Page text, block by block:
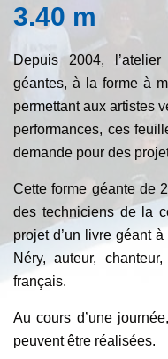
3.40 m
Depuis 2004,
géantes, à la forme à
permettant aux artistes
performances, ces
demande pour des
Cette forme géante de
des techniciens de la
projet d’un livre géant
Néry, auteur,
français.
Au cours d’une
peuvent être réalisées.